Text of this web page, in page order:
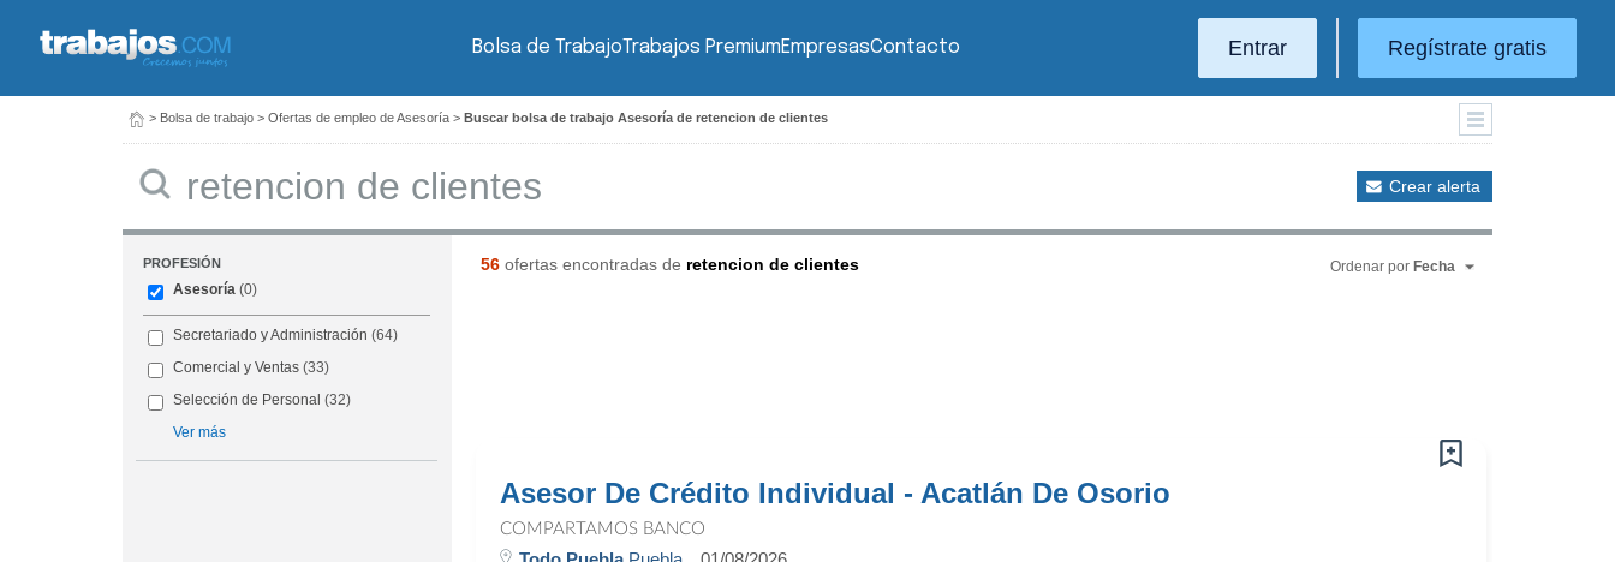
Bolsa de TrabajoTrabajos PremiumEmpresasContacto Entrar Regístrate gratis
> Bolsa de trabajo > Ofertas de empleo de Asesoría > Buscar bolsa de trabajo Asesoría de retencion de clientes
Crear alerta
PROFESIÓN
Asesoría (0)
Secretariado y Administración (64)
Comercial y Ventas (33)
Selección de Personal (32)
Ver más
56ofertas encontradas de retencion de clientes Ordenar por Fecha
Asesor De Crédito Individual - Acatlán De Osorio
COMPARTAMOS BANCO